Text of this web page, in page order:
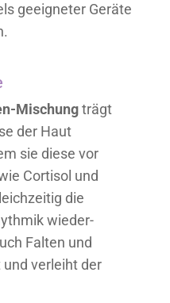
geeigneter Geräte
Mischungträgt
der Haut
sie diese vor
Cortisol und
die
wieder-
Falten und
verleiht der